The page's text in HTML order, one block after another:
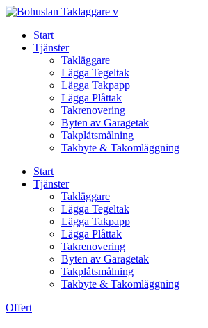
Skip
contentStart
Tjänster
Takläggare
Lägga Tegeltak
Lägga Takpapp
Lägga Plåttak
Takrenovering
Byten av Garagetak
Takplåtsmålning
Takbyte & Takomläggning
Start
Tjänster
Takläggare
Lägga Tegeltak
Lägga Takpapp
Lägga Plåttak
Takrenovering
Byten av Garagetak
Takplåtsmålning
Takbyte & Takomläggning
Offert